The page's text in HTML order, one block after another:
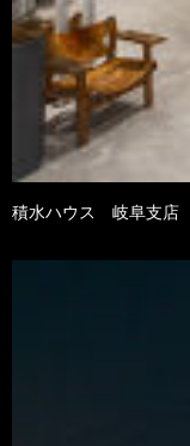
積水ハウス 岐阜支店